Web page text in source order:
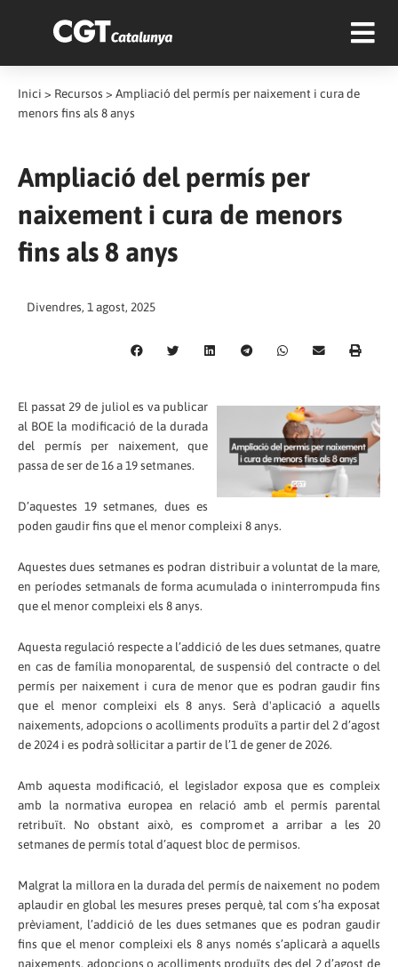
Inici > Recursos > Ampliació del permís per naixement i cura de
menors fins als 8 anys
Ampliació del permís per
naixement i cura de menors
fins als 8 anys
Divendres, 1 agost, 2025
El passat 29 de juliol es va publicar
al BOE la modificació de la durada
del permís per naixement, que
passa de ser de 16 a 19 setmanes.
D’aquestes 19 setmanes, dues es
poden gaudir fins que el menor compleixi 8 anys.
Aquestes dues setmanes es podran distribuir a voluntat de la mare,
en períodes setmanals de forma acumulada o ininterrompuda fins
que el menor compleixi els 8 anys.
Aquesta regulació respecte a l’addició de les dues setmanes, quatre
en cas de família monoparental, de suspensió del contracte o del
permís per naixement i cura de menor que es podran gaudir fins
que el menor compleixi els 8 anys. Serà d'aplicació a aquells
naixements, adopcions o acolliments produïts a partir del 2 d’agost
de 2024 i es podrà sol·licitar a partir de l’1 de gener de 2026.
Amb aquesta modificació, el legislador exposa que es compleix
amb la normativa europea en relació amb el permís parental
retribuït. No obstant això, es compromet a arribar a les 20
setmanes de permís total d’aquest bloc de permisos.
Malgrat la millora en la durada del permís de naixement no podem
aplaudir en global les mesures preses perquè, tal com s’ha exposat
prèviament, l’addició de les dues setmanes que es podran gaudir
fins que el menor compleixi els 8 anys només s’aplicarà a aquells
naixements, adopcions o acolliments produïts des del 2 d’agost de